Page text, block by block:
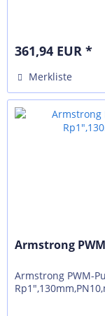
361,94 EUR *
Merkliste
Armstrong
Armstrong PWM-